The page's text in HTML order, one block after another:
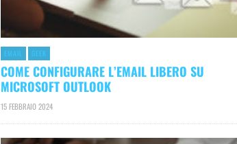
EMAIL GEEK
COME CONFIGURARE L’EMAIL LIBERO SU
MICROSOFT OUTLOOK
15 FEBBRAIO 2024